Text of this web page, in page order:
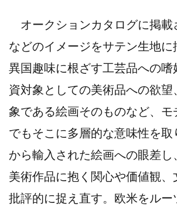
オークションカタログに掲載
などのイメージをサテン生地に
異国趣味に根ざす工芸品への嗜
資対象としての美術品への欲
象である絵画そのものなど、モ
でもそこに多層的な意味性を取
から輸入された絵画への眼差し
美術作品に抱く関心や価値観、
批評的に捉え直す。欧米をルー